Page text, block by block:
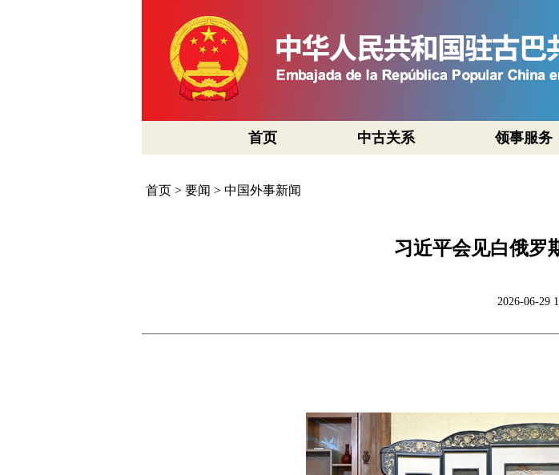
首页 中古关系 领事服务
首页> 要闻 > 中国外事新闻
习近平会见白俄罗
2026-06-29